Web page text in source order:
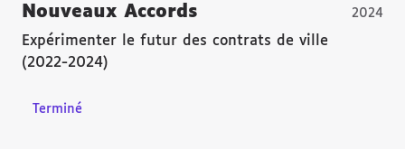
Nouveaux Accords
Expérimenter le futur des contrats de ville
(2022-2024)
Terminé
2024